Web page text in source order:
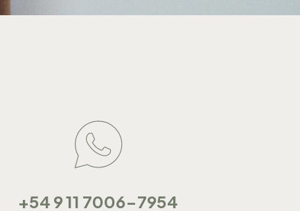
+54 9 11 7006-7954